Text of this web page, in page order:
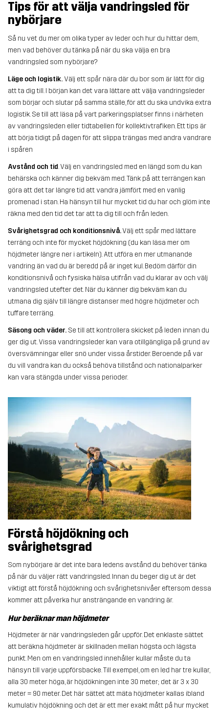
Tips för att välja vandringsled för
nybörjare
Så nu vet du mer om olika typer av leder och hur du hittar dem,
men vad behöver du tänka på när du ska välja en bra
vandringsled som nybörjare?
Läge och logistik. Välj ett spår nära där du bor som är lätt för dig
att ta dig till. I början kan det vara lättare att välja vandringsleder
som börjar och slutar på samma ställe, för att du ska undvika extra
logistik. Se till att läsa på vart parkeringsplatser finns i närheten
av vandringsleden eller tidtabellen för kollektivtrafiken. Ett tips är
att börja tidigt på dagen för att slippa trängas med andra vandrare
i spåren
Avstånd och tid. Välj en vandringsled med en längd som du kan
behärska och känner dig bekväm med. Tänk på att terrängen kan
göra att det tar längre tid att vandra jämfört med en vanlig
promenad i stan. Ha hänsyn till hur mycket tid du har och glöm inte
räkna med den tid det tar att ta dig till och från leden.
Svårighetsgrad och konditionsnivå.Välj ett spår med lättare
terräng och inte för mycket höjdökning (du kan läsa mer om
höjdmeter längre ner i artikeln). Att utföra en mer utmanande
vandring än vad du är beredd på är inget kul. Bedöm därför din
konditionsnivå och fysiska hälsa utifrån vad du klarar av och välj
vandringsled utefter det. När du känner dig bekväm kan du
utmana dig själv till längre distanser med högre höjdmeter och
tuffare terräng.
Säsong och väder. Se till att kontrollera skicket på leden innan du
ger dig ut. Vissa vandringsleder kan vara otillgängliga på grund av
översvämningar eller snö under vissa årstider. Beroende på var
du vill vandra kan du också behöva tillstånd och nationalparker
kan vara stängda under vissa perioder.
Förstå höjdökning och
svårighetsgrad
Som nybörjare är det inte bara ledens avstånd du behöver tänka
på när du väljer rätt vandringsled. Innan du beger dig ut är det
viktigt att förstå höjdökning och svårighetsnivåer eftersom dessa
kommer att påverka hur ansträngande en vandring är.
Hur beräknar man höjdmeter
Höjdmeter är när vandringsleden går uppför. Det enklaste sättet
att beräkna höjdmeter är skillnaden mellan högsta och lägsta
punkt. Men om en vandringsled innehåller kullar måste du ta
hänsyn till varje uppförsbacke. Till exempel, om en led har tre kullar,
alla 30 meter höga, är höjdökningen inte 30 meter; det är 3 x 30
meter = 90 meter. Det här sättet att mäta höjdmeter kallas ibland
kumulativ höjdökning och det är ett mer exakt mått på hur mycket